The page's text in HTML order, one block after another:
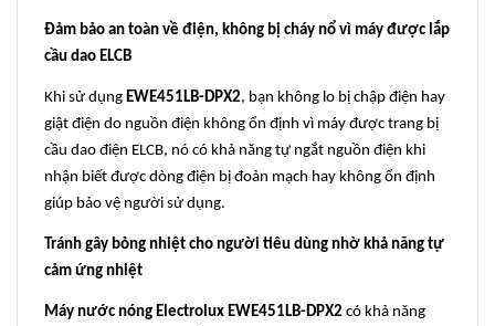
Đảm bảo an toàn về điện, không bị cháy nổ vì máy được lắp
cầu dao ELCB
Khi sử dụng EWE451LB-DPX2, bạn không lo bị chập điện hay
giật điện do nguồn điện không ổn định vì máy được trang bị
cầu dao điện ELCB, nó có khả năng tự ngắt nguồn điện khi
nhận biết được dòng điện bị đoản mạch hay không ổn định
giúp bảo vệ người sử dụng.
Tránh gây bỏng nhiệt cho người tiêu dùng nhờ khả năng tự
cảm ứng nhiệt
Máy nước nóng Electrolux EWE451LB-DPX2 có khả năng